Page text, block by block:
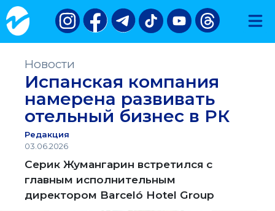
Новости
Испанская компания
намерена развивать
отельный бизнес в РК
Редакция
03.06.2026
Серик Жумангарин встретился с
главным исполнительным
директором Barceló Hotel Group